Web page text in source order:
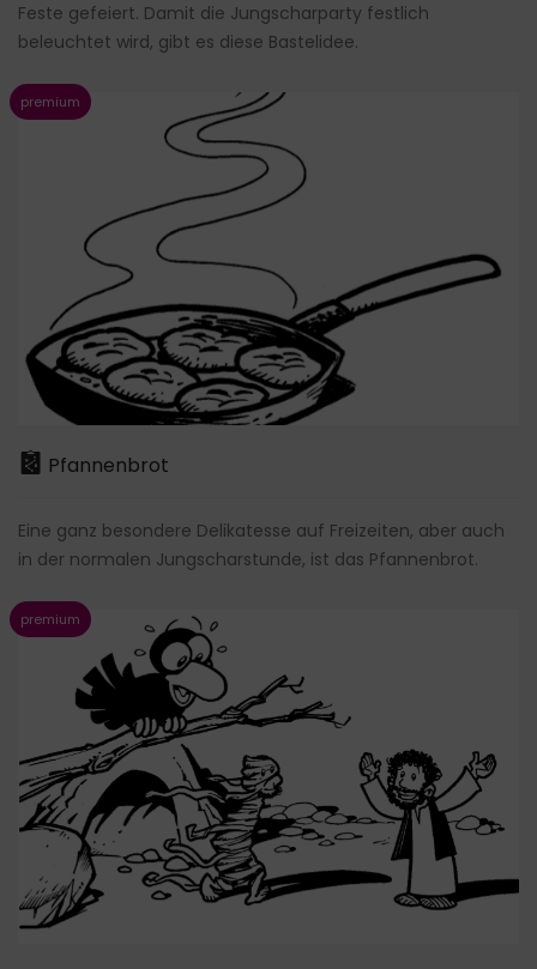
Feste gefeiert. Damit die Jungscharparty festlich
beleuchtet wird, gibt es diese Bastelidee.
Pfannenbrot
Eine ganz besondere Delikatesse auf Freizeiten, aber auch
in der normalen Jungscharstunde, ist das Pfannenbrot.